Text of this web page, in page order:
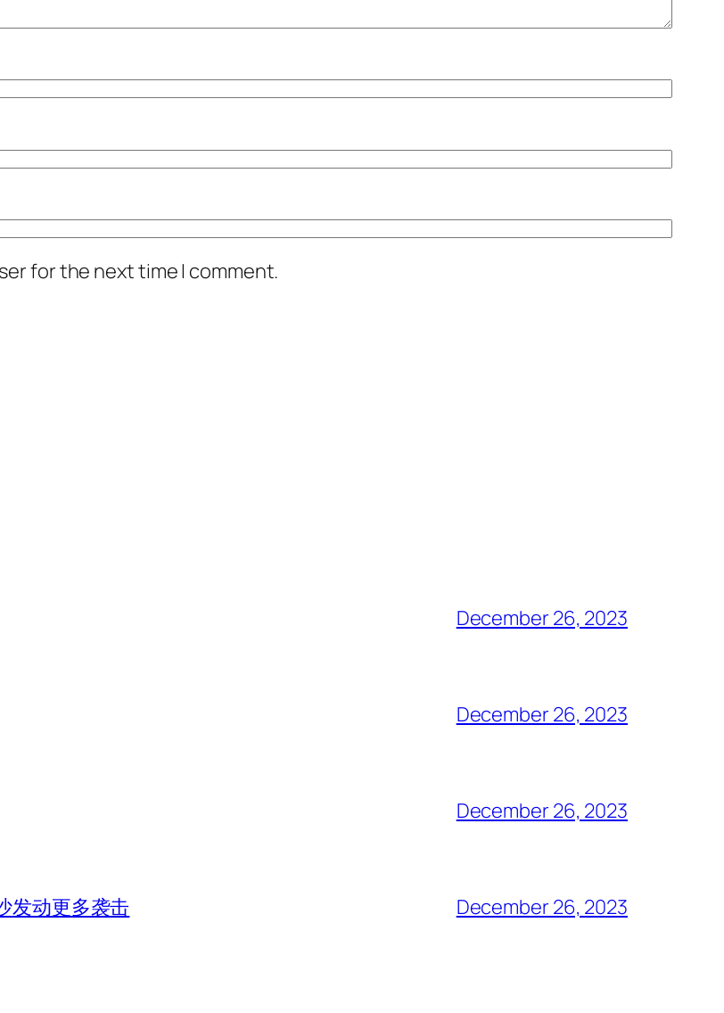
for the next time I comment.
December 26, 2023
December 26, 2023
December 26, 2023
发动更多袭击 December 26, 2023